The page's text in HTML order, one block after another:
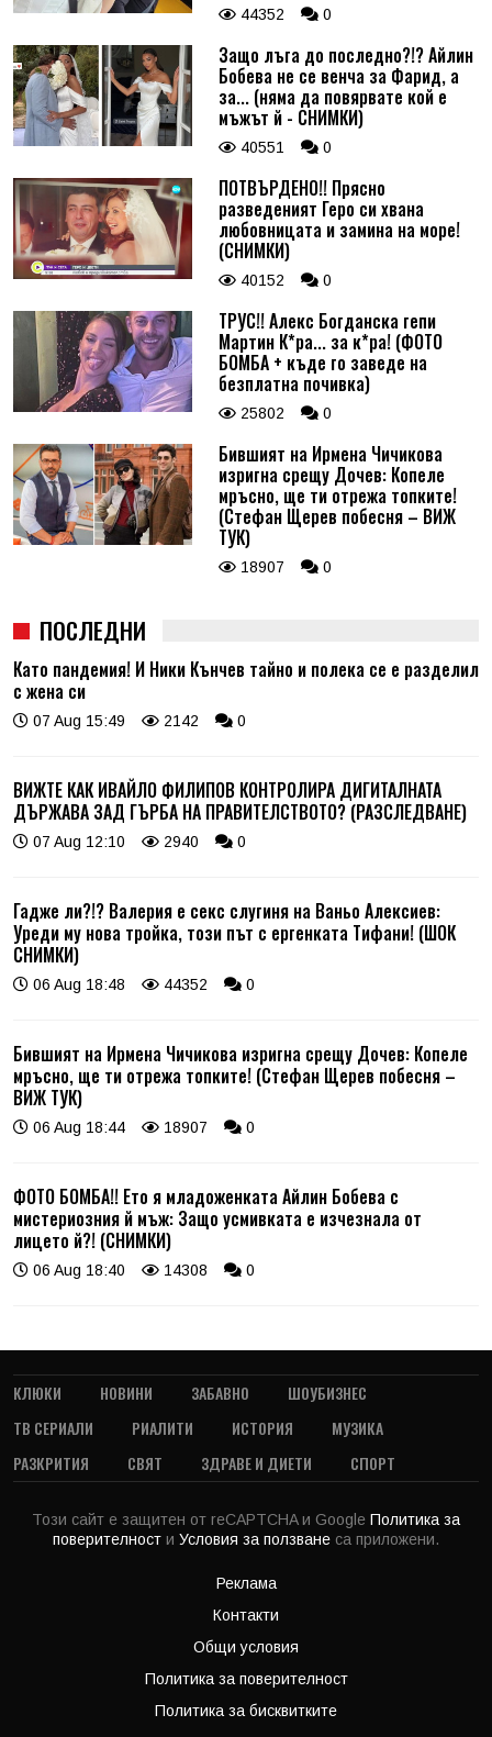
44352 0
Защо лъга до последно?!? Айлин
Бобева не се венча за Фарид, а
за... (няма да повярвате кой е
мъжът й - СНИМКИ)
40551 0
ПОТВЪРДЕНО!! Прясно
разведеният Геро си хвана
любовницата и замина на море!
(СНИМКИ)
40152 0
ТРУС!! Алекс Богданска гепи
Мартин К*ра... за к*ра! (ФОТО
БОМБА + къде го заведе на
безплатна почивка)
25802 0
Бившият на Ирмена Чичикова
изригна срещу Дочев: Копеле
мръсно, ще ти отрежа топките!
(Стефан Щерев побесня – ВИЖ
ТУК)
18907 0
ПОСЛЕДНИ
Като пандемия! И Ники Кънчев тайно и полека се е разделил
с жена си
07 Aug 15:49 2142 0
ВИЖТЕ КАК ИВАЙЛО ФИЛИПОВ КОНТРОЛИРА ДИГИТАЛНАТА
ДЪРЖАВА ЗАД ГЪРБА НА ПРАВИТЕЛСТВОТО? (РАЗСЛЕДВАНЕ)
07 Aug 12:10 2940 0
Гадже ли?!? Валерия е секс слугиня на Ваньо Алексиев:
Уреди му нова тройка, този път с ергенката Тифани! (ШОК
СНИМКИ)
06 Aug 18:48 44352 0
Бившият на Ирмена Чичикова изригна срещу Дочев: Копеле
мръсно, ще ти отрежа топките! (Стефан Щерев побесня –
ВИЖ ТУК)
06 Aug 18:44 18907 0
ФОТО БОМБА!! Ето я младоженката Айлин Бобева с
мистериозния й мъж: Защо усмивката е изчезнала от
лицето й?! (СНИМКИ)
06 Aug 18:40 14308 0
КЛЮКИ НОВИНИ ЗАБАВНО
ШОУБИЗНЕС
ТВ СЕРИАЛИ
РИАЛИТИ ИСТОРИЯ
МУЗИКА
РАЗКРИТИЯ
СВЯТ ЗДРАВЕ И ДИЕТИ СПОРТ
Този сайт е защитен от reCAPTCHA и Google Политика за
поверителност и Условия за ползване са приложени.
Реклама
Контакти
Общи условия
Политика за поверителност
Политика за бисквитките